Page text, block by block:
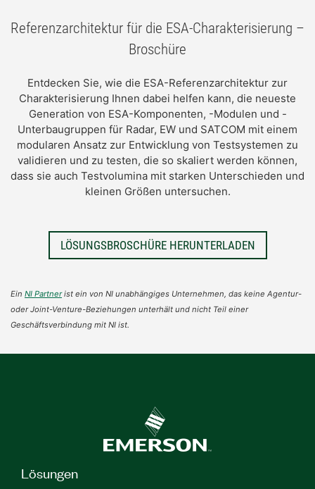
Referenzarchitektur für die ESA-Charakterisierung –
Broschüre
Entdecken Sie, wie die ESA-Referenzarchitektur zur
Charakterisierung Ihnen dabei helfen kann, die neueste
Generation von ESA-Komponenten, -Modulen und -
Unterbaugruppen für Radar, EW und SATCOM mit einem
modularen Ansatz zur Entwicklung von Testsystemen zu
validieren und zu testen, die so skaliert werden können,
dass sie auch Testvolumina mit starken Unterschieden und
kleinen Größen untersuchen.
LÖSUNGSBROSCHÜRE HERUNTERLADEN
Ein NI Partnerist ein von NI unabhängiges Unternehmen, das keine Agentur-
oder Joint-Venture-Beziehungen unterhält und nicht Teil einer
Geschäftsverbindung mit NI ist.
Lösungen